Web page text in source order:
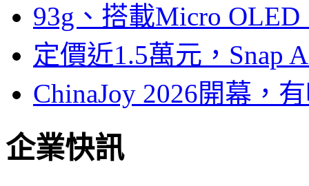
93g、搭載Micro
定價近1.5萬元，Snap
ChinaJoy 2026開幕，
企業快訊